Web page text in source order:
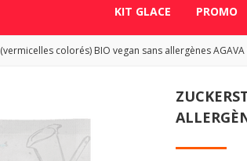
KIT GLACE PROMO
(vermicelles colorés) BIO vegan sans allergènes